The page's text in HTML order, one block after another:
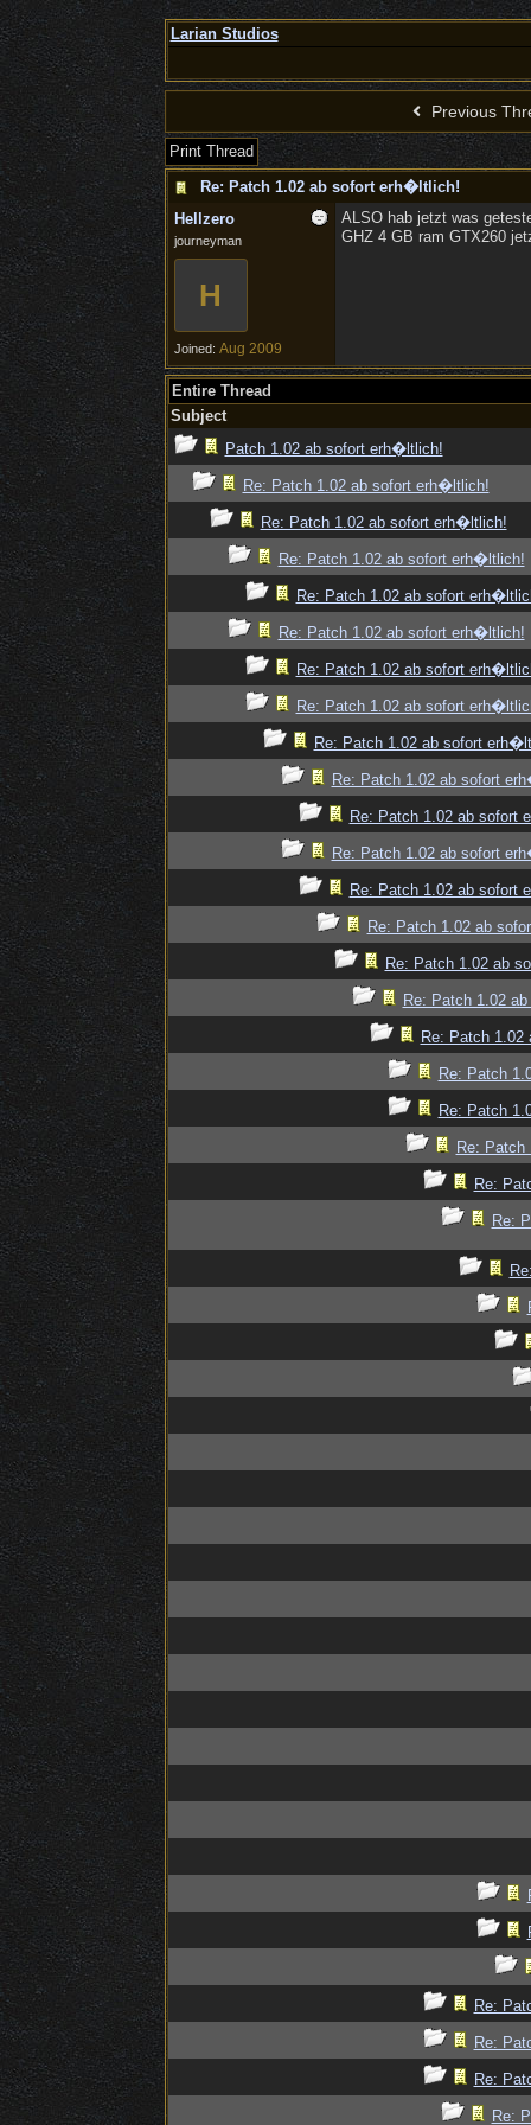
Larian Studios
Previous
Print Thread
Re: Patch 1.02 ab sofort erh�ltlich!
Hellzero
journeyman
H
Joined: Aug 2009
ALSO hab jetzt was
GHZ 4 GB ram GTX260
Entire Thread
Subject
Patch 1.02 ab sofort erh�ltlich!
Re: Patch 1.02 ab sofort erh�ltlich!
Re: Patch 1.02 ab sofort erh�ltlich!
Re: Patch 1.02 ab sofort erh�ltlich!
Re: Patch 1.02 ab sofort
Re: Patch 1.02 ab sofort erh�ltlich!
Re: Patch 1.02 ab sofort
Re: Patch 1.02 ab sofort
Re: Patch 1.02 ab sofort
Re: Patch 1.02 ab sofort
Re: Patch 1.02 ab sofort
Re: Patch 1.02 ab sofort
Re: Patch 1.02 ab sofort
Re: Patch 1.02 ab
Re: Patch 1.02 ab
Re: Patch 1.02
Re: Patch
Re: Patch
Re: Patch
Re:
Re:
Re:
Re:
Re:
Re:
Re: